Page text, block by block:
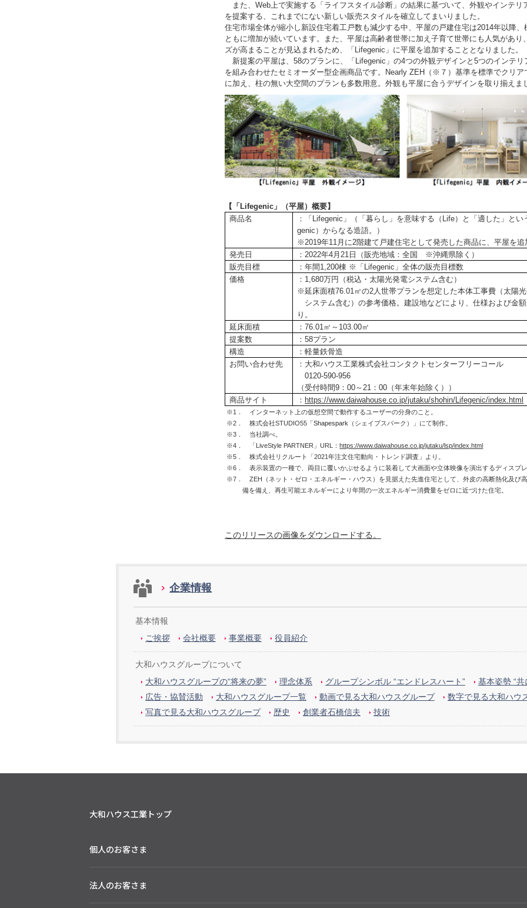
また、Web上で実施する「ライフスタイル診断」の結果に基づいて、外観やインテリ
を提案する、これまでにない新しい販売スタイルを確立してまいりました。
住宅市場全体が縮小し新設住宅着工戸数も減少する中、平屋の戸建住宅は2014年以降、
ともに増加が続いています。また、平屋は高齢者世帯に加え子育て世帯にも人気があり
ズが高まることが見込まれるため、「Lifegenic」に平屋を追加することとなりました。
新提案の平屋は、58のプランに、「Lifegenic」の4つの外観デザインと5つのインテリ
を組み合わせたセミオーダー型企画商品です。Nearly ZEH（※７）基準を標準でクリア
に加え、柱の無い大空間のプランも多数用意。外観も平屋に合うデザインを取り揃えま
【「Lifegenic」（平屋）概要】
商品名
：「Lifegenic」（「暮らし」を意味する（Life）と「適した」とい
genic）からなる造語。）
※2019年11月に2階建て戸建住宅として発売した商品に、平屋を追
発売日
：2022年4月21日（販売地域：全国 ※沖縄県除く）
販売目標
：年間1,200棟 ※「Lifegenic」全体の販売目標数
価格
：1,680万円（税込・太陽光発電システム含む）
※延床面積76.01㎡の2人世帯プランを想定した本体工事費（太陽
システム含む）の参考価格。建設地などにより、仕様および金
り。
延床面積
：76.01㎡～103.00㎡
提案数
：58プラン
構造
：軽量鉄骨造
お問い合わせ先
：大和ハウス工業株式会社コンタクトセンターフリーコール
0120-590-956
（受付時間9：00～21：00（年末年始除く））
商品サイト
： https://www.daiwahouse.co.jp/jutaku/shohin/Lifegenic/index.html
※1． インターネット上の仮想空間で動作するユーザーの分身のこと。
※2． 株式会社STUDIO55「Shapespark
（シェイプスパーク）」にて制作。
※3． 当社調べ。
※4． 「LiveStyle PARTNER」URL：https://www.daiwahouse.co.jp/jutaku/lsp/index.html
※5． 株式会社リクルート「2021年注文住宅動向・トレンド調査」より。
※6． 表示装置の一種で、両目に覆いかぶせるように装着して大画面や立体映像を演出するディスプ
※7． ZEH（ネット・ゼロ・エネルギー・ハウス）を見据えた先進住宅として、外皮の高断熱化及び
備を備え、再生可能エネルギーにより年間の一次エネルギー消費量をゼロに近づけた住宅。
このリリースの画像をダウンロードする。
企業情報
基本情報
ご挨拶
会社概要 事業概要 役員紹介
大和ハウスグループについて
大和ハウスグループの“将来の夢”
理念体系 グループシンボル “エンドレスハート”
基本姿勢 “
広告・協賛活動
大和ハウスグループ一覧 動画で見る大和ハウスグループ
数字で見る大和ハウ
写真で見る大和ハウスグループ
歴史 創業者石橋信夫 技術
大和ハウス工業トップ
個人のお客さま
法人のお客さま